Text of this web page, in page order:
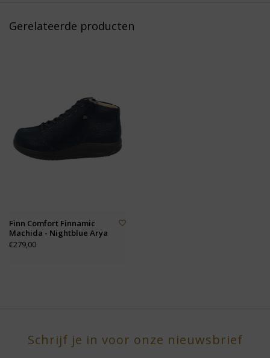
Gerelateerde producten
Finn Comfort Finnamic
Machida - Nightblue Arya
€279,00
Schrijf je in voor onze nieuwsbrief